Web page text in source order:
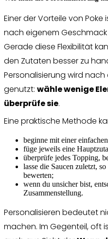
Einer der Vorteile von Poke
nach eigenem
Gerade diese Flexibilität
den Zutaten besser zu
Personalisierung wird
genutzt: wähle wenige
überprüfe sie.
Eine praktische Methode
beginne mit einer
füge jeweils eine
überprüfe jedes Topping,
lasse die Saucen zuletzt,
bewerten;
wenn du unsicher bist,
Zusammenstellung.
Personalisieren bedeutet
machen. Im Gegenteil, oft